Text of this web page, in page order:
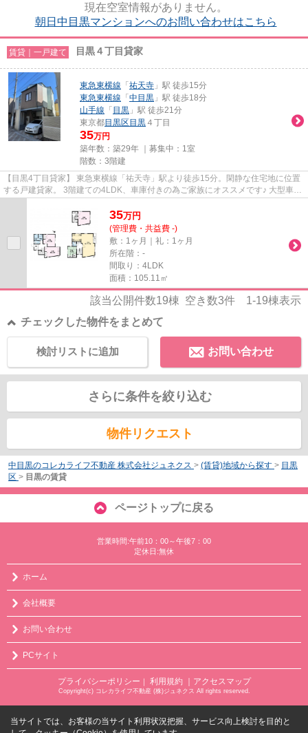
現在空室情報がありません。
朝日中目黒マンションへのお問い合わせはこちら
賃貸｜一戸建て 目黒４丁目貸家
東急東横線 「 祐天寺 」駅 徒歩15分
東急東横線 「 中目黒 」駅 徒歩18分
山手線 「 目黒 」駅 徒歩21分
東京都目黒区 目黒 ４丁目
35万円
築年数：築29年 ｜募集中： 1室
階数：3階建
【目黒4丁目貸家】 東急東横線「祐天寺」駅より徒歩15分。閑静な住宅地に位置
する戸建貸家。 3階建ての4LDK、車庫付きの為ご家族にオススメです♪ 大型車駐
35万円
(管理費・共益費 -)
敷：1ヶ月｜礼：1ヶ月
所在階：-
間取り：4LDK
面積：105.11㎡
該当公開件数19棟 空き数3件 1-19棟表示
チェックした物件をまとめて
お問い合わせ
検討リストに追加
さらに条件を絞り込む
物件リクエスト
中目黒のコレカライフ不動産 株式会社ジュネクス > (賃貸)地域から探す > 目黒
区 > 目黒の賃貸
ページトップに戻る
営業時間:午前10：00～午後7：00
定休日:無休
ホーム
会社概要
お問い合わせ
PCサイト
プライバシーポリシー ｜ 利用規約 ｜アクセスマップ
Copyright(c) コレカライフ不動産 (株)ジュネクス All rights reserved.
当サイトでは、お客様の当サイト利用状況把握、サービス向上検討を目的と